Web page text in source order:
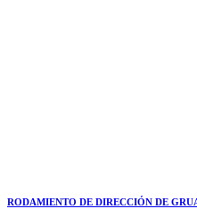
RODAMIENTO DE DIRECCIÓN DE